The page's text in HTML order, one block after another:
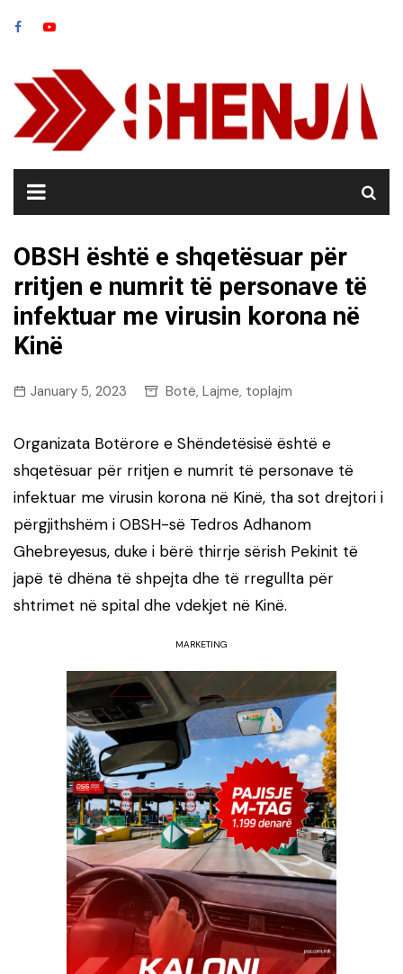
OBSH është e shqetësuar për
rritjen e numrit të personave të
infektuar me virusin korona në
Kinë
January 5, 2023 Botë, Lajme, toplajm
Organizata Botërore e Shëndetësisë është e
shqetësuar për rritjen e numrit të personave të
infektuar me virusin korona në Kinë, tha sot drejtori i
përgjithshëm i OBSH-së Tedros Adhanom
Ghebreyesus, duke i bërë thirrje sërish Pekinit të
japë të dhëna të shpejta dhe të rregullta për
shtrimet në spital dhe vdekjet në Kinë.
MARKETING